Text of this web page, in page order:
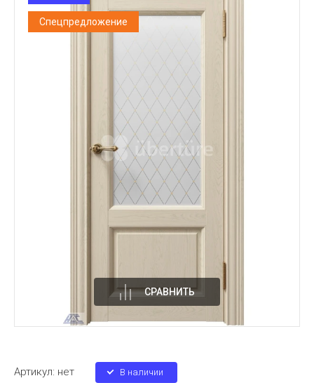
Спецпредложение
СРАВНИТЬ
Артикул: нет В наличии